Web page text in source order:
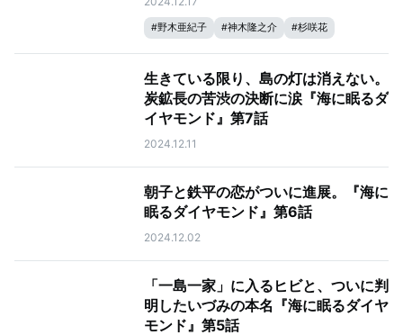
#野木亜紀子 #神木隆之介 #杉咲花
生きている限り、島の灯は消えない。
炭鉱長の苦渋の決断に涙『海に眠るダ
イヤモンド』第7話
2024.12.11
朝子と鉄平の恋がついに進展。『海に
眠るダイヤモンド』第6話
2024.12.02
「一島一家」に入るヒビと、ついに判
明したいづみの本名『海に眠るダイヤ
モンド』第5話